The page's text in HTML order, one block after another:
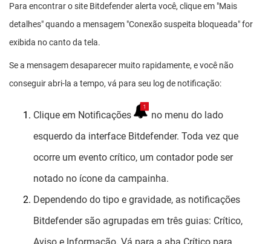
Para encontrar o site Bitdefender alerta você, clique em "Mais
detalhes" quando a mensagem "Conexão suspeita bloqueada" for
exibida no canto da tela.
Se a mensagem desaparecer muito rapidamente, e você não
conseguir abri-la a tempo, vá para seu log de notificação:
Clique em Notificações
no menu do lado
esquerdo da interface Bitdefender. Toda vez que
ocorre um evento crítico, um contador pode ser
notado no ícone da campainha.
Dependendo do tipo e gravidade, as notificações
Bitdefender são agrupadas em três guias: Crítico,